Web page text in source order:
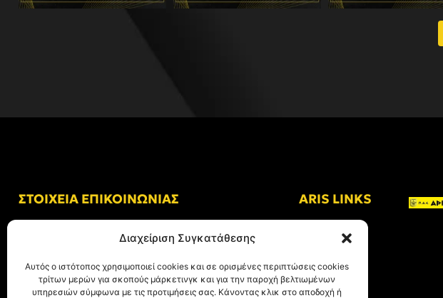
Διαχείριση Συγκατάθεσης
Αυτός ο ιστότοπος χρησιμοποιεί cookies και σε ορισμένες περιπτώσεις cookies
τρίτων μερών για σκοπούς μάρκετινγκ και για την παροχή βελτιωμένων
υπηρεσιών σύμφωνα με τις προτιμήσεις σας. Κάνοντας κλικ στο αποδοχή ή
ΣΤΟΙΧΕΙΑ ΕΠΙΚΟΙΝΩΝΙΑΣ
Αλκμήνης 69, Χαριλάου
Τ.Κ. 54249 Θεσσαλονίκη
Tηλ. Επικοινωνίας:+30 (2310) 305 402
ARIS LINKS